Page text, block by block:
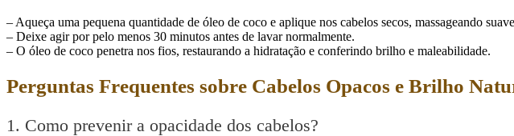
– Aqueça uma pequena quantidade de óleo de coco e aplique nos cabelos secos, massageando
– Deixe agir por pelo menos 30 minutos antes de lavar normalmente.
– O óleo de coco penetra nos fios, restaurando a hidratação e conferindo brilho e maleabilidade.
Perguntas Frequentes sobre Cabelos Opacos e Brilho
1. Como prevenir a opacidade dos cabelos?